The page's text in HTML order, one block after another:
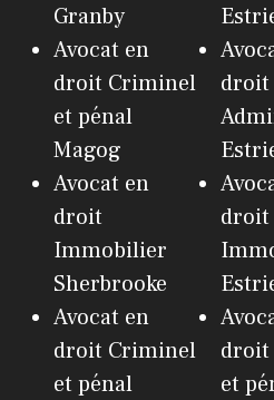
Granby
Avocat en
droit Criminel
et pénal
Magog
Avocat en
droit
Immobilier
Sherbrooke
Avocat en
droit Criminel
et pénal
droit
droit
et